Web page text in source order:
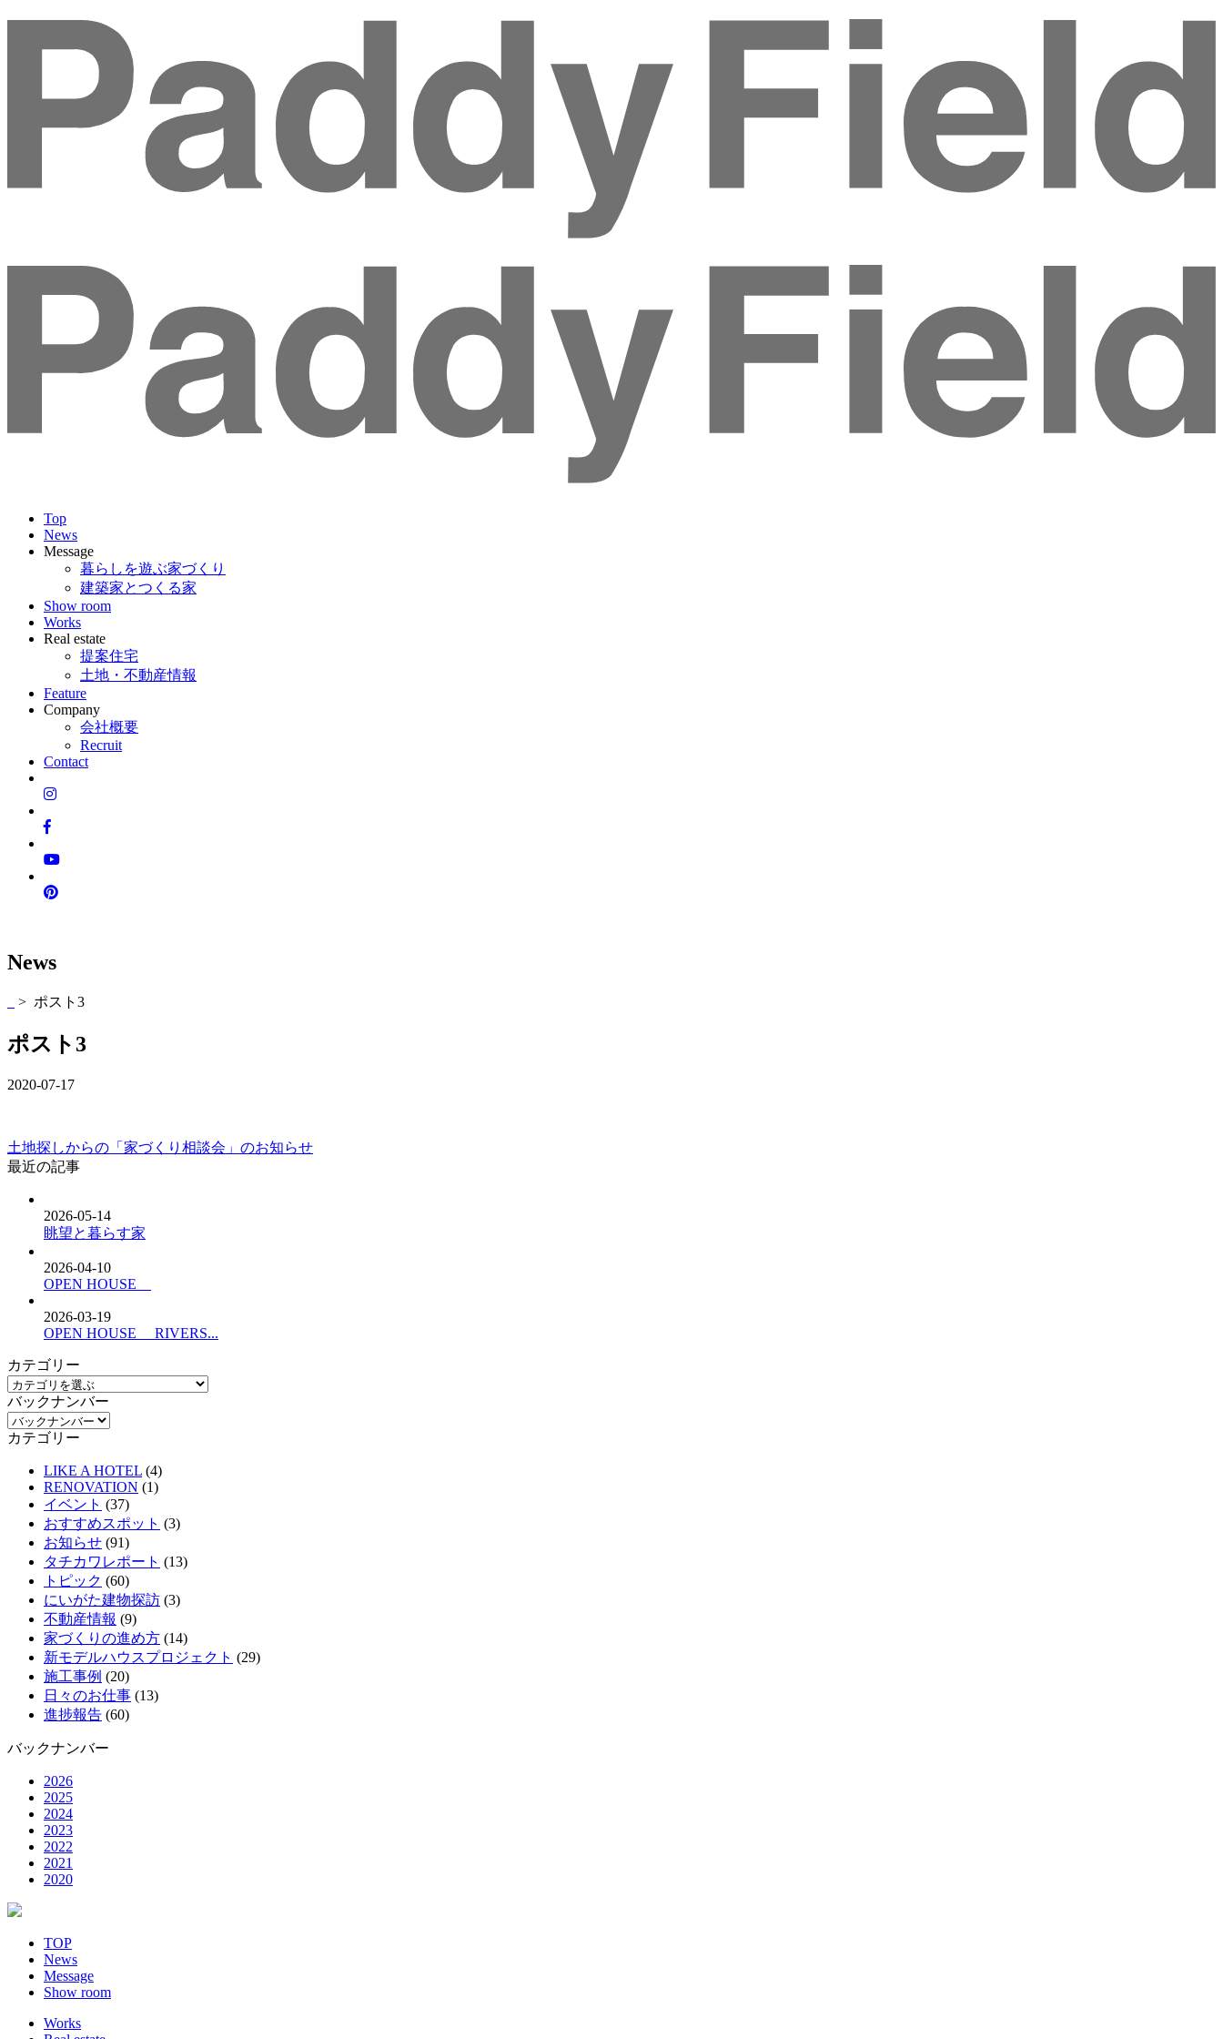
Top
News
Message
暮らしを遊ぶ家づくり
建築家とつくる家
Show room
Works
Real estate
提案住宅
土地・不動産情報
Feature
Company
会社概要
Recruit
Contact
News
> ポスト3
ポスト3
2020-07-17
土地探しからの「家づくり相談会」のお知らせ
最近の記事
2026-05-14
眺望と暮らす家
2026-04-10
OPEN HOUSE
2026-03-19
OPEN HOUSE RIVERS...
カテゴリー
バックナンバー
カテゴリー
LIKE A HOTEL (4)
RENOVATION (1)
イベント (37)
おすすめスポット (3)
お知らせ (91)
タチカワレポート (13)
トピック (60)
にいがた建物探訪 (3)
不動産情報 (9)
家づくりの進め方 (14)
新モデルハウスプロジェクト (29)
施工事例 (20)
日々のお仕事 (13)
進捗報告 (60)
バックナンバー
2026
2025
2024
2023
2022
2021
2020
TOP
News
Message
Show room
Works